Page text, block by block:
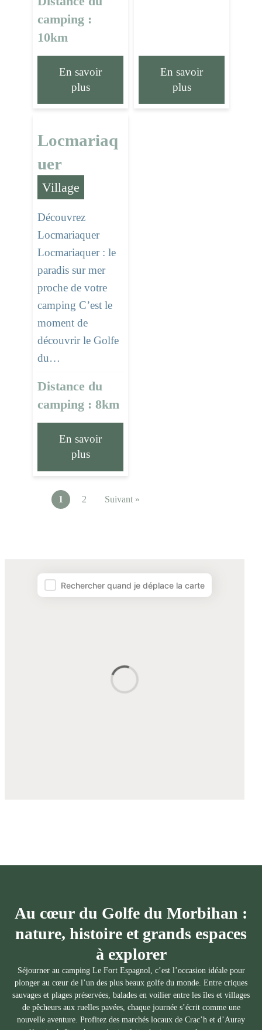
camping :
10km
En savoir
plus
En savoir
plus
Locmariaq
uer
Village
Découvrez
Locmariaquer
Locmariaquer : le
paradis sur mer
proche de votre
camping C’est le
moment de
découvrir le Golfe
du…
Distance du
camping : 8km
En savoir
plus
1 2 Suivant »
Rechercher quand je déplace la carte
Au cœur du Golfe du Morbihan :
nature, histoire et grands espaces
à explorer
Séjourner au camping Le Fort Espagnol, c’est l’occasion idéale pour
plonger au cœur de l’un des plus beaux golfe du monde. Entre criques
sauvages et plages préservées, balades en voilier entre les îles et villages
de pêcheurs aux ruelles pavées, chaque journée s’écrit comme une
nouvelle aventure. Profitez des marchés locaux de Crac’h et d’Auray